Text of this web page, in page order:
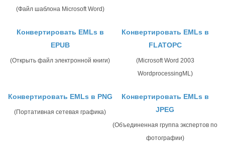
(Файл шаблона Microsoft Word)
Конвертировать EMLs в
EPUB
(Открыть файл электронной книги)
Конвертировать EMLs в
FLATOPC
(Microsoft Word 2003
WordprocessingML)
Конвертировать EMLs в PNG
(Портативная сетевая графика)
Конвертировать EMLs в
JPEG
(Объединенная группа экспертов по
фотографии)